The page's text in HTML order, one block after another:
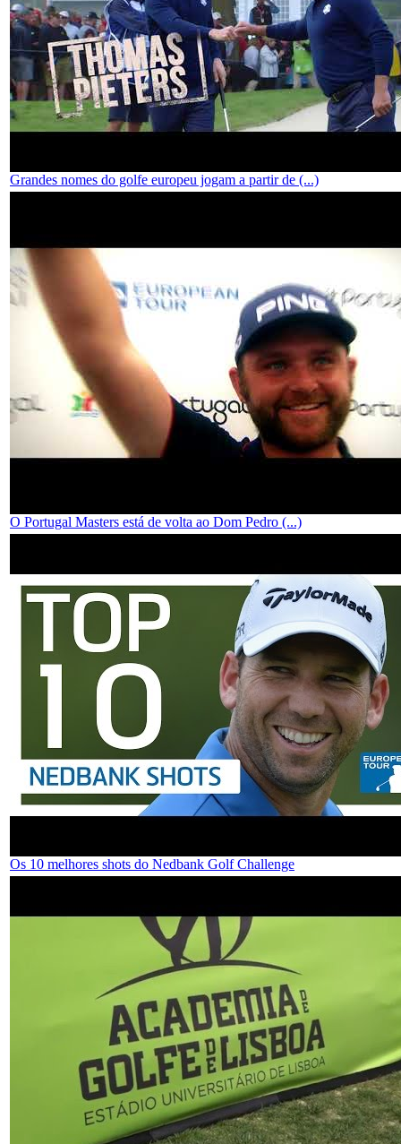
Grandes nomes do golfe europeu jogam a partir de (...)
O Portugal Masters está de volta ao Dom Pedro (...)
Os 10 melhores shots do Nedbank Golf Challenge